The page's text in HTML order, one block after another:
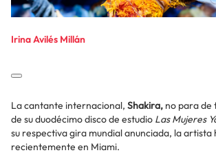
Irina Avilés Millán
La cantante internacional, Shakira, no para de
de su duodécimo disco de estudio Las Mujeres
su respectiva gira mundial anunciada, la
recientemente en Miami.